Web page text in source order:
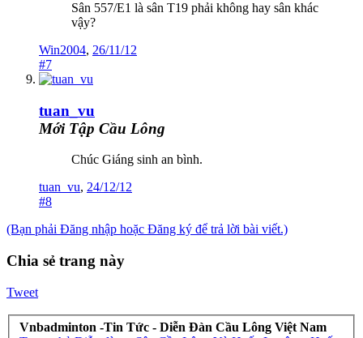
Sân 557/E1 là sân T19 phải không hay sân khác
vậy?
Win2004, 26/11/12
#7
tuan_vu
Mới Tập Cầu Lông
Chúc Giáng sinh an bình.
tuan_vu, 24/12/12
#8
(Bạn phải Đăng nhập hoặc Đăng ký để trả lời bài viết.)
Chia sẻ trang này
Tweet
Vnbadminton -Tin Tức - Diễn Đàn Cầu Lông Việt Nam